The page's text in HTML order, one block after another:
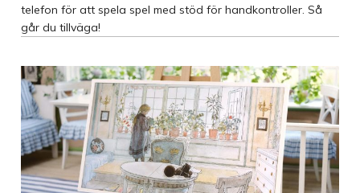
telefon för att spela spel med stöd för handkontroller. Så
går du tillväga!